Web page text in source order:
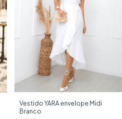
Vestido YARA envelope Midi
Branco